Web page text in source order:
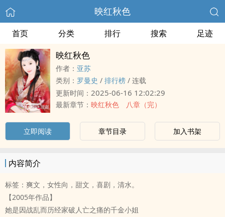
映红秋色
首页 分类 排行 搜索 足迹
映红秋色
作者： 亚苏
类别： 罗曼史 / 排行榜 / 连载
更新时间： 2025-06-16 12:02:29
最新章节： 映红秋色 八章（完）
立即阅读 章节目录 加入书架
内容简介
标签：爽文，女性向，甜文，喜剧，清水。
【2005年作品】
她是因战乱而历经家破人亡之痛的千金小姐